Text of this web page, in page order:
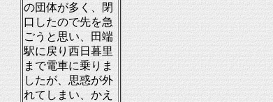
の団体が多く、閉
口したので先を急
ごうと思い、田端
駅に戻り西日暮里
まで電車に乗りま
したが、思惑が外
れてしまい、かえ